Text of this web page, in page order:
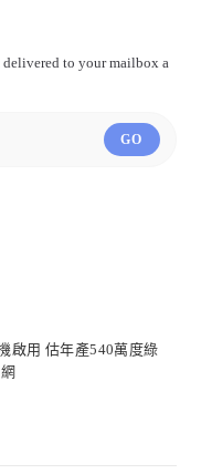
delivered to your mailbox a
GO
啟用 估年產540萬度綠